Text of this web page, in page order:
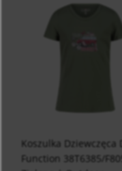
Koszulka Dziewczęca
Function 38T6385/F805